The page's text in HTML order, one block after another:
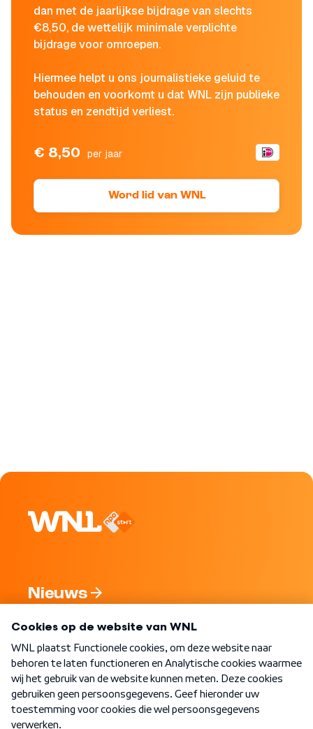
dan met de jaarlijkse bijdrage van slechts
€8,50, de wettelijk minimale verplichte
bijdrage voor omroepen.
Hiermee helpt u ons journalistieke geluid te
behouden en voorkomt u dat WNL zijn publieke
status en zendtijd verliest.
€ 8,50 per jaar
Word lid van WNL
Nieuws
Nieuwsbrief
Word Lid